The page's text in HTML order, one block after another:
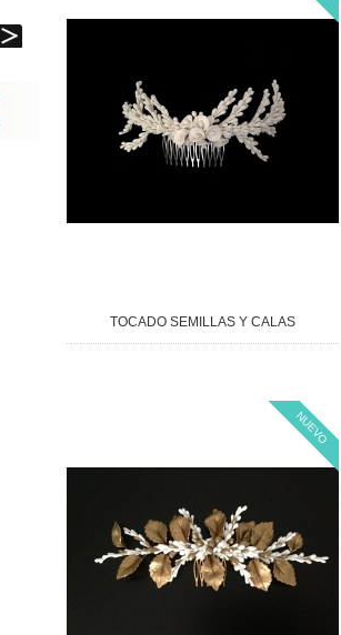
TOCADO SEMILLAS Y CALAS
NUEVO